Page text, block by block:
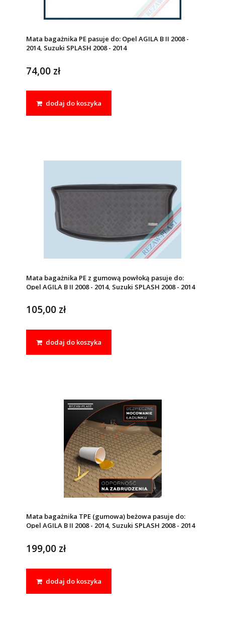
Mata bagażnika PE pasuje do: Opel AGILA B II 2008 -
2014, Suzuki SPLASH 2008 - 2014
74,00 zł
dodaj do koszyka
Mata bagażnika PE z gumową powłoką pasuje do:
Opel AGILA B II 2008 - 2014, Suzuki SPLASH 2008 - 2014
105,00 zł
dodaj do koszyka
Mata bagażnika TPE (gumowa) beżowa pasuje do:
Opel AGILA B II 2008 - 2014, Suzuki SPLASH 2008 - 2014
199,00 zł
dodaj do koszyka